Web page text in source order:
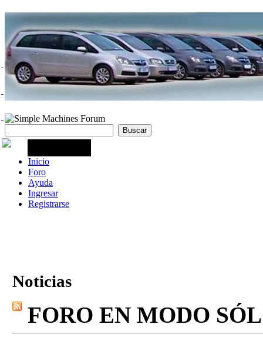
Inicio
Foro
Ayuda
Ingresar
Registrarse
Noticias
FORO EN MODO